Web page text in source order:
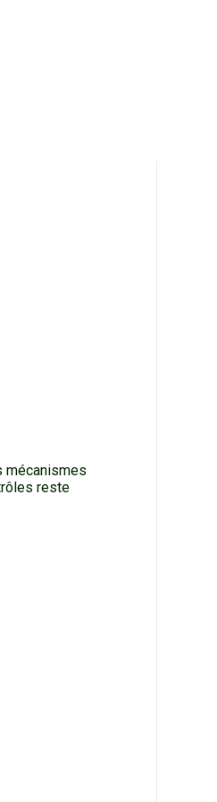
mécanismes
reste